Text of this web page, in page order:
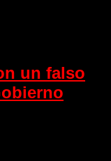
un falso